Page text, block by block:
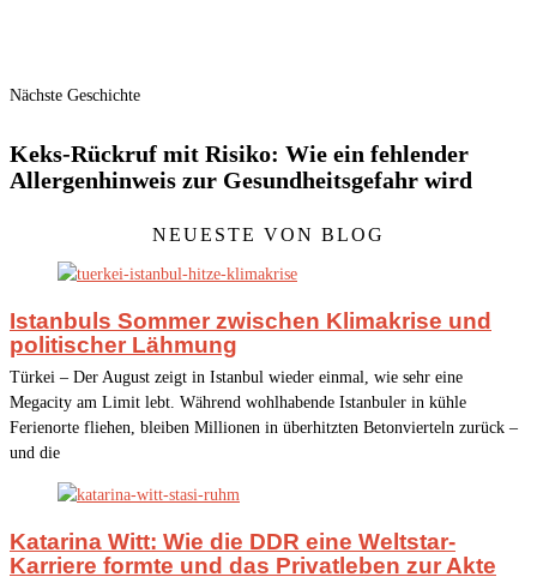
Nächste Geschichte
Keks-Rückruf mit Risiko: Wie ein fehlender
Allergenhinweis zur Gesundheitsgefahr wird
NEUESTE VON BLOG
Istanbuls Sommer zwischen Klimakrise und
politischer Lähmung
Türkei – Der August zeigt in Istanbul wieder einmal, wie sehr eine
Megacity am Limit lebt. Während wohlhabende Istanbuler in kühle
Ferienorte fliehen, bleiben Millionen in überhitzten Betonvierteln zurück –
und die
Katarina Witt: Wie die DDR eine Weltstar-
Karriere formte und das Privatleben zur Akte